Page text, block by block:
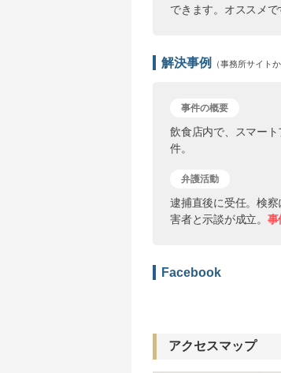
できます。オススメで
解決事例 （事務所サイト
事件の概要
飲食店内で、スマー
件。
弁護活動
逮捕直後に受任。検
害者と示談が成立。 事
Facebook
アクセスマップ